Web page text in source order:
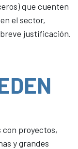
que cuenten
el sector,
justificación.
con proyectos,
y grandes